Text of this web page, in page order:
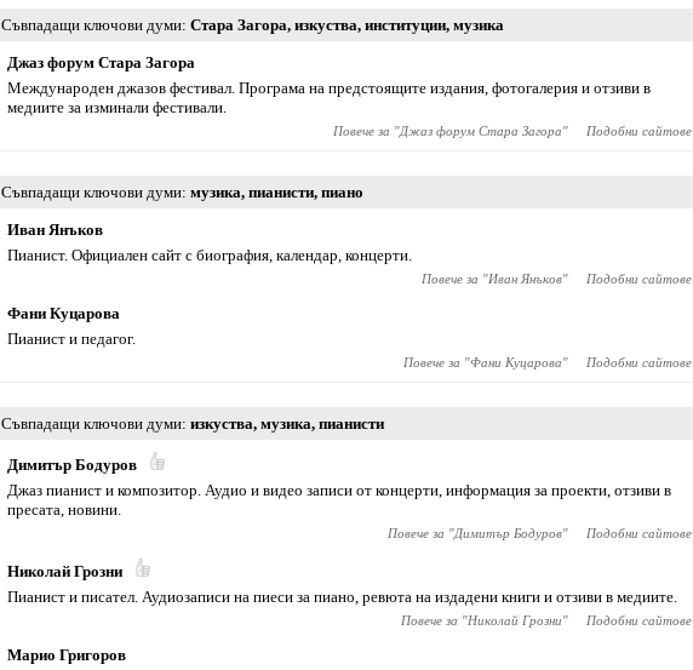
Съвпадащи ключови думи Стара Загора, изкуства, институции, музика
Джаз форум Стара Загора
Международен джазов фестивал. Програма на предстоящите издания, фотогалерия и отзиви в
медиите за изминали фестивали.
Повече за "Джаз форум Стара Загора" Подобни сайтове
Съвпадащи ключови думи музика, пианисти, пиано
Иван Янъков
Пианист. Официален сайт с биография, календар, концерти.
Повече за "Иван Янъков" Подобни сайтове
Фани Куцарова
Пианист и педагог.
Повече за "Фани Куцарова" Подобни сайтове
Съвпадащи ключови думи изкуства, музика, пианисти
Димитър Бодуров
Джаз пианист и композитор. Аудио и видео записи от концерти, информация за проекти, отзиви в
пресата, новини.
Повече за "Димитър Бодуров" Подобни сайтове
Николай Грозни
Пианист и писател. Аудиозаписи на пиеси за пиано, ревюта на издадени книги и отзиви в медиите.
Повече за "Николай Грозни" Подобни сайтове
Марио Григоров